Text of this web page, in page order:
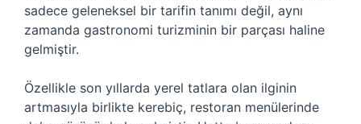
sadece geleneksel bir tarifin tanımı değil, aynı
zamanda gastronomi turizminin bir parçası haline
gelmiştir.
Özellikle son yıllarda yerel tatlara olan ilginin
artmasıyla birlikte kerebiç, restoran menülerinde